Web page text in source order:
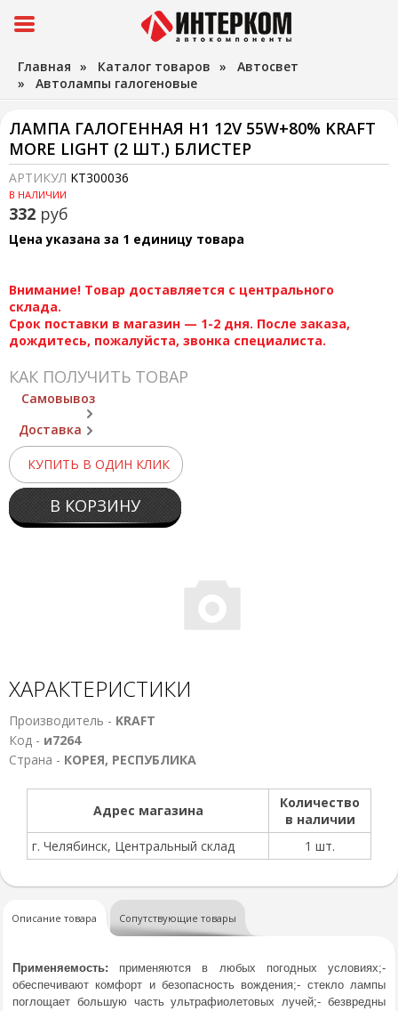
Главная » Каталог товаров » Автосвет
» Автолампы галогеновые
ЛАМПА ГАЛОГЕННАЯ H1 12V 55W+80% KRAFT
MORE LIGHT (2 ШТ.) БЛИСТЕР
АРТИКУЛ KT300036
В НАЛИЧИИ
332 руб
Цена указана за 1 единицу товара
Внимание! Товар доставляется с центрального
склада.
Срок поставки в магазин — 1-2 дня. После заказа,
дождитесь, пожалуйста, звонка специалиста.
КАК ПОЛУЧИТЬ ТОВАР
Самовывоз
Доставка
КУПИТЬ В ОДИН КЛИК
В КОРЗИНУ
ХАРАКТЕРИСТИКИ
Производитель - KRAFT
Код - и7264
Страна - КОРЕЯ, РЕСПУБЛИКА
Адрес магазина
Количество
в наличии
г. Челябинск, Центральный склад
1 шт.
Описание товара Сопутствующие товары
Применяемость: применяются в любых погодных условиях;-
обеспечивают комфорт и безопасность вождения;- стекло лампы
поглощает большую часть ультрафиолетовых лучей;- безвредны